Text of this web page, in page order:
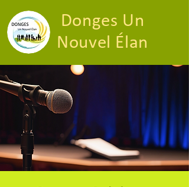
Donges Un
Nouvel Élan